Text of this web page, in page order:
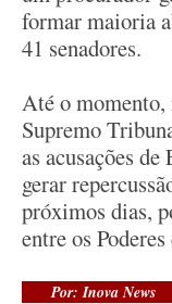
formar maioria
41 senadores.
Até o momento,
Supremo
as acusações
gerar
próximos dias,
entre os
Por: Inova